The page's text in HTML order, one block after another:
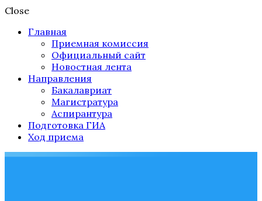
Close
Главная
Приемная комиссия
Официальный сайт
Новостная лента
Направления
Бакалавриат
Магистратура
Аспирантура
Подготовка ГИА
Ход приема